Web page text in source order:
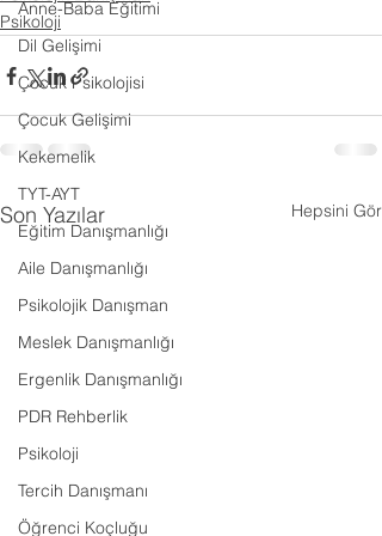
Anne-Baba Eğitimi
Dil Gelişimi
Çocuk Psikolojisi
Çocuk Gelişimi
Kekemelik
TYT-AYT
Eğitim Danışmanlığı
Aile Danışmanlığı
Psikolojik Danışman
Meslek Danışmanlığı
Ergenlik Danışmanlığı
PDR Rehberlik
Psikoloji
Tercih Danışmanı
Öğrenci Koçluğu
Psikoloji
Son Yazılar Hepsini Gör